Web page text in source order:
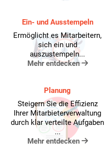
Ein- und Ausstempeln
Ermöglicht es Mitarbeitern,
sich ein und
auszustempeln...
Mehr entdecken
Planung
Steigern Sie die Effizienz
Ihrer Mitarbieterverwaltung
durch klar verteilte Aufgaben
...
Mehr entdecken